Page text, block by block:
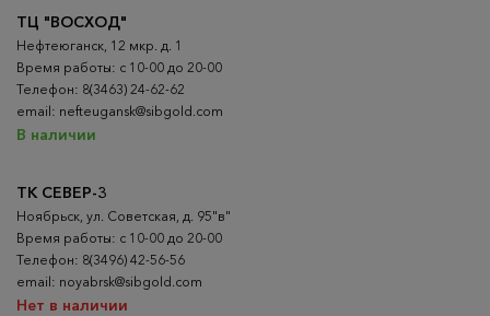
ТК СЕВЕР-3
Ноябрьск, ул. Советская, д. 95"в"
Время работы: с 10-00 до 20-00
Телефон: 8(3496) 42-56-56
email: noyabrsk@sibgold.com
Нет в наличии
ТЦ "ВОСХОД"
Нефтеюганск, 12 мкр. д. 1
Время работы: с 10-00 до 20-00
Телефон: 8(3463) 24-62-62
email: nefteugansk@sibgold.com
В наличии